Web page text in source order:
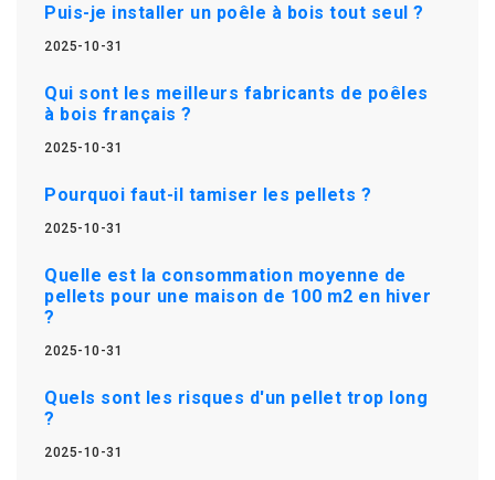
Puis-je installer un poêle à bois tout seul ?
2025-10-31
Qui sont les meilleurs fabricants de poêles
à bois français ?
2025-10-31
Pourquoi faut-il tamiser les pellets ?
2025-10-31
Quelle est la consommation moyenne de
pellets pour une maison de 100 m2 en hiver
?
2025-10-31
Quels sont les risques d'un pellet trop long
?
2025-10-31